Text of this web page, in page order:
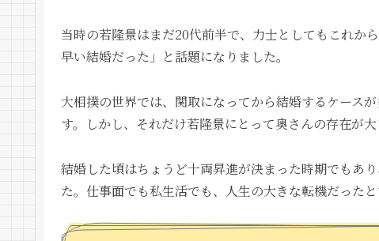
当時の若隆景はまだ20代前半で、力士としてもこれか
早い結婚だった」と話題になりました。
大相撲の世界では、関取になってから結婚するケース
す。しかし、それだけ若隆景にとって奥さんの存在が大
結婚した頃はちょうど十両昇進が決まった時期でもあ
た。仕事面でも私生活でも、人生の大きな転機だったと